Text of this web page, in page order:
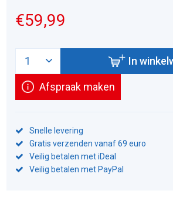
€59,99
In
Afspraak maken
Snelle levering
Gratis verzenden vanaf 69 euro
Veilig betalen met iDeal
Veilig betalen met PayPal